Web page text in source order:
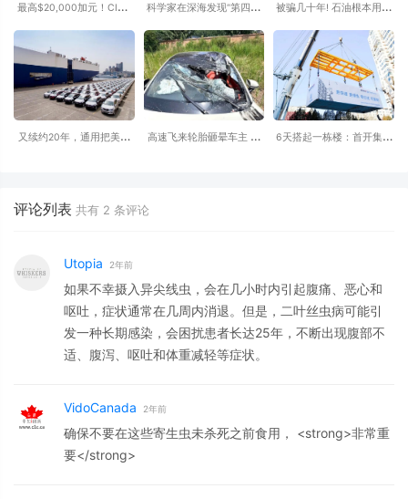
最高$20,000加元！CIBC
科学家在深海发现“第四种
态、液态和气态
被骗几十年! 石油根本用不
变的
又续约20年，通用把美国
高速飞来轮胎砸晕车主 小
6天搭起一栋楼：首开集团
评论列表 共有 2 条评论
Utopia 2年前
如果不幸摄入异尖线虫，会在几小时内引起腹痛、恶心和
呕吐，症状通常在几周内消退。但是，二叶丝虫病可能引
发一种长期感染，会困扰患者长达25年，不断出现腹部不
适、腹泻、呕吐和体重减轻等症状。
VidoCanada 2年前
确保不要在这些寄生虫未杀死之前食用， <strong>非常重
要</strong>